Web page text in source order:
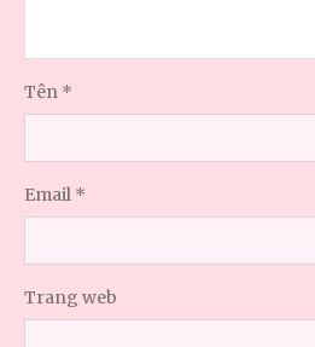
Tên *
Email *
Trang web